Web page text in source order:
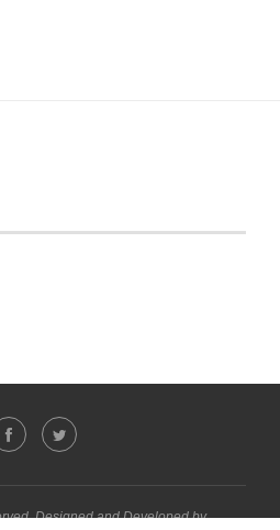
Designed and Developed by